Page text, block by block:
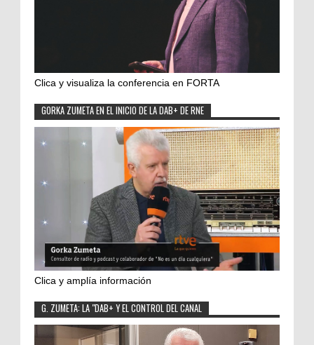
Clica y visualiza la conferencia en FORTA
GORKA ZUMETA EN EL INICIO DE LA DAB+ DE RNE
Clica y amplía información
G. ZUMETA: LA "DAB+ Y EL CONTROL DEL CANAL